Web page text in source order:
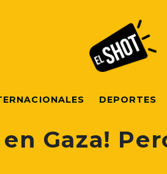
DEPORTES
Gaza!